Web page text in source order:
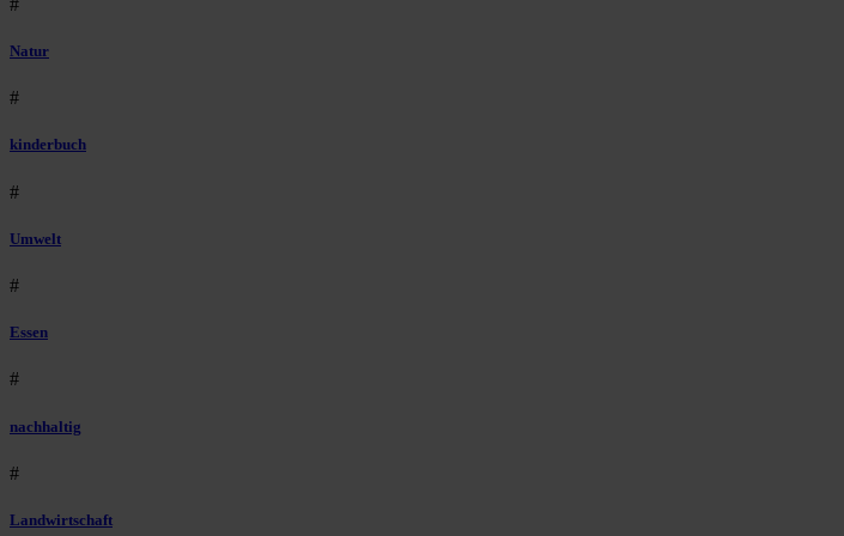
#
Natur
#
kinderbuch
#
Umwelt
#
Essen
#
nachhaltig
#
Landwirtschaft